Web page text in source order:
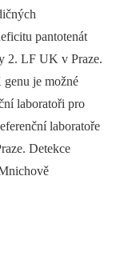
pantotenát
2. LF UK v Praze.
je možné
laboratoři pro
laboratoře
Detekce